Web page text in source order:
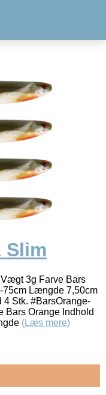
Slim
3g Farve Bars
75cm Længde 7,50cm
Stk. #BarsOrange-
Orange Indhold
(Læs mere)